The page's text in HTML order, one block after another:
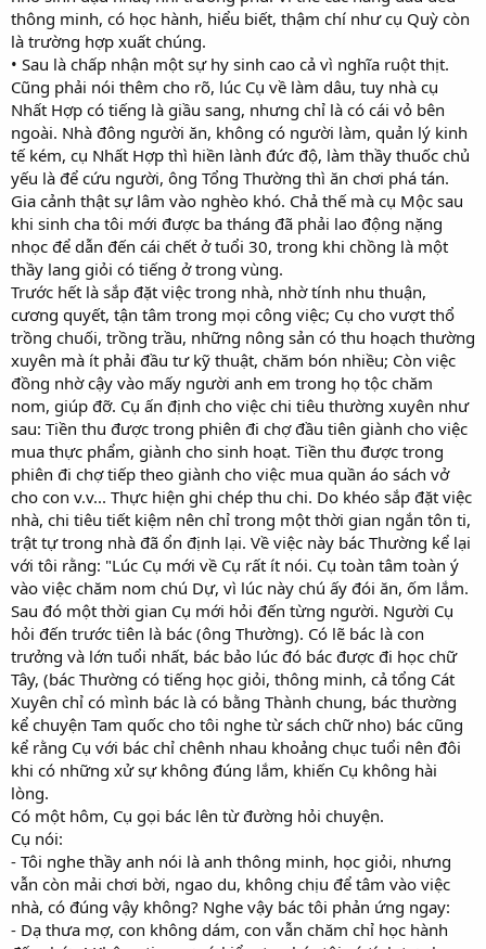
thông minh, có học hành, hiểu biết, thậm chí như cụ Quỳ còn
là trường hợp xuất chúng.
• Sau là chấp nhận một sự hy sinh cao cả vì nghĩa ruột thịt.
Cũng phải nói thêm cho rõ, lúc Cụ về làm dâu, tuy nhà cụ
Nhất Hợp có tiếng là giầu sang, nhưng chỉ là có cái vỏ bên
ngoài. Nhà đông người ăn, không có người làm, quản lý kinh
tế kém, cụ Nhất Hợp thì hiền lành đức độ, làm thầy thuốc chủ
yếu là để cứu người, ông Tổng Thường thì ăn chơi phá tán.
Gia cảnh thật sự lâm vào nghèo khó. Chả thế mà cụ Mộc sau
khi sinh cha tôi mới được ba tháng đã phải lao động nặng
nhọc để dẫn đến cái chết ở tuổi 30, trong khi chồng là một
thầy lang giỏi có tiếng ở trong vùng.
Trước hết là sắp đặt việc trong nhà, nhờ tính nhu thuận,
cương quyết, tận tâm trong mọi công việc; Cụ cho vượt thổ
trồng chuối, trồng trầu, những nông sản có thu hoạch thường
xuyên mà ít phải đầu tư kỹ thuật, chăm bón nhiều; Còn việc
đồng nhờ cậy vào mấy người anh em trong họ tộc chăm
nom, giúp đỡ. Cụ ấn định cho việc chi tiêu thường xuyên như
sau: Tiền thu được trong phiên đi chợ đầu tiên giành cho việc
mua thực phẩm, giành cho sinh hoạt. Tiền thu được trong
phiên đi chợ tiếp theo giành cho việc mua quần áo sách vở
cho con v.v... Thực hiện ghi chép thu chi. Do khéo sắp đặt việc
nhà, chi tiêu tiết kiệm nên chỉ trong một thời gian ngắn tôn ti,
trật tự trong nhà đã ổn định lại. Về việc này bác Thường kể lại
với tôi rằng: "Lúc Cụ mới về Cụ rất ít nói. Cụ toàn tâm toàn ý
vào việc chăm nom chú Dự, vì lúc này chú ấy đói ăn, ốm lắm.
Sau đó một thời gian Cụ mới hỏi đến từng người. Người Cụ
hỏi đến trước tiên là bác (ông Thường). Có lẽ bác là con
trưởng và lớn tuổi nhất, bác bảo lúc đó bác được đi học chữ
Tây, (bác Thường có tiếng học giỏi, thông minh, cả tổng Cát
Xuyên chỉ có mình bác là có bằng Thành chung, bác thường
kể chuyện Tam quốc cho tôi nghe từ sách chữ nho) bác cũng
kể rằng Cụ với bác chỉ chênh nhau khoảng chục tuổi nên đôi
khi có những xử sự không đúng lắm, khiến Cụ không hài
lòng.
Có một hôm, Cụ gọi bác lên từ đường hỏi chuyện.
Cụ nói:
- Tôi nghe thầy anh nói là anh thông minh, học giỏi, nhưng
vẫn còn mải chơi bời, ngao du, không chịu để tâm vào việc
nhà, có đúng vậy không? Nghe vậy bác tôi phản ứng ngay:
- Dạ thưa mợ, con không dám, con vẫn chăm chỉ học hành